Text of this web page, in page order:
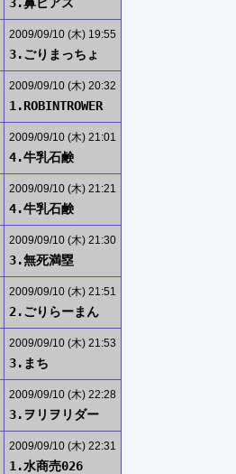
2009/09/10 (木) 19:55
3.ごりまっちょ
2009/09/10 (木) 20:32
1.ROBINTROWER
2009/09/10 (木) 21:01
4.牛乳石鹸
2009/09/10 (木) 21:21
4.牛乳石鹸
2009/09/10 (木) 21:30
3.無死満塁
2009/09/10 (木) 21:51
2.ごりらーまん
2009/09/10 (木) 21:53
3.まち
2009/09/10 (木) 22:28
3.ヲリヲリダー
2009/09/10 (木) 22:31
1.水商売026